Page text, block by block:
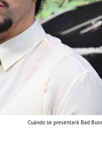
Cuándo se presentará Bad